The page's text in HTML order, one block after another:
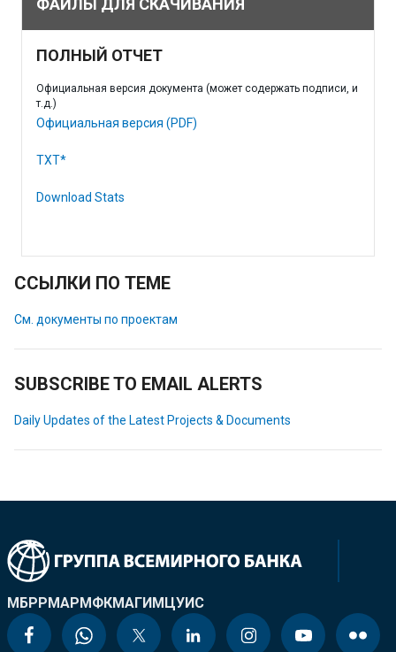
ФАЙЛЫ ДЛЯ СКАЧИВАНИЯ
ПОЛНЫЙ ОТЧЕТ
Официальная версия документа (может содержать подписи, и
т.д.)
Официальная версия (PDF)
TXT*
Download Stats
ССЫЛКИ ПО ТЕМЕ
См. документы по проектам
SUBSCRIBE TO EMAIL ALERTS
Daily Updates of the Latest Projects & Documents
МБРРМАРМФКМАГИМЦУИС